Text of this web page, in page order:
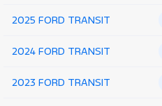
Çift
Arka
KAMYONET
KASALI
2025 FORD TRANSIT
2024 FORD TRANSIT
2023 FORD TRANSIT